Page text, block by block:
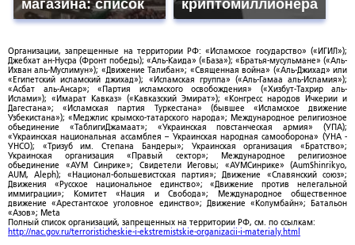
магазина: список
криптомиллионера
Организации, запрещенные на территории РФ: «Исламское государство» («ИГИЛ»);
Джебхат ан-Нусра (Фронт победы); «Аль-Каида» («База»); «Братья-мусульмане» («Аль-
Ихван аль-Муслимун»); «Движение Талибан»; «Священная война» («Аль-Джихад» или
«Египетский исламский джихад»); «Исламская группа» («Аль-Гамаа аль-Исламия»);
«Асбат аль-Ансар»; «Партия исламского освобождения» («Хизбут-Тахрир аль-
Ислами»); «Имарат Кавказ» («Кавказский Эмират»); «Конгресс народов Ичкерии и
Дагестана»; «Исламская партия Туркестана» (бывшее «Исламское движение
Узбекистана»); «Меджлис крымско-татарского народа»; Международное религиозное
объединение «ТаблигиДжамаат»; «Украинская повстанческая армия» (УПА);
«Украинская национальная ассамблея – Украинская народная самооборона» (УНА -
УНСО); «Тризуб им. Степана Бандеры»; Украинская организация «Братство»;
Украинская организация «Правый сектор»; Международное религиозное
объединение «АУМ Синрике»; Свидетели Иеговы; «АУМСинрике» (AumShinrikyo,
AUM, Aleph); «Национал-большевистская партия»; Движение «Славянский союз»;
Движения «Русское национальное единство»; «Движение против нелегальной
иммиграции»; Комитет «Нация и Свобода»; Международное общественное
движение «Арестантское уголовное единство»; Движение «Колумбайн»; Батальон
«Азов»; Meta
Полный список организаций, запрещенных на территории РФ, см. по ссылкам:
http://nac.gov.ru/terroristicheskie-i-ekstremistskie-organizacii-i-materialy.html